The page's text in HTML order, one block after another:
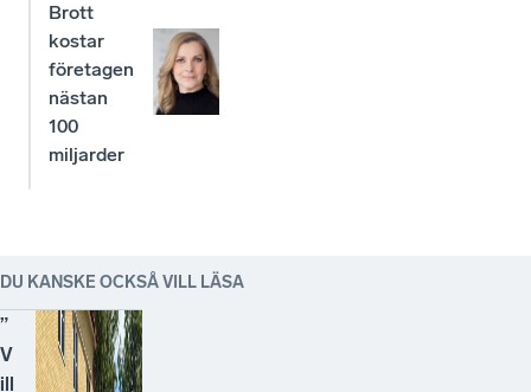
Brott
kostar
företagen
nästan
100
miljarder
DU KANSKE OCKSÅ VILL LÄSA
”
V
ill